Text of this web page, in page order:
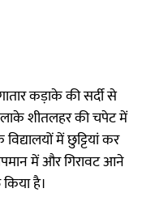
कड़ाके की सर्दी से
शीतलहर की चपेट में
में छुट्टियां कर
में और गिरावट आने
है।